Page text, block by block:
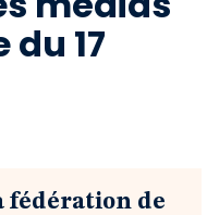
17
fédération de